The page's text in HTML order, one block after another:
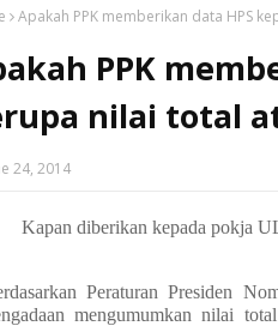
Apakah PPK memberikan data HPS
PPK
nilai total
24, 2014
Kapan diberikan kepada pokja
Peraturan Presiden
mengumumkan nilai